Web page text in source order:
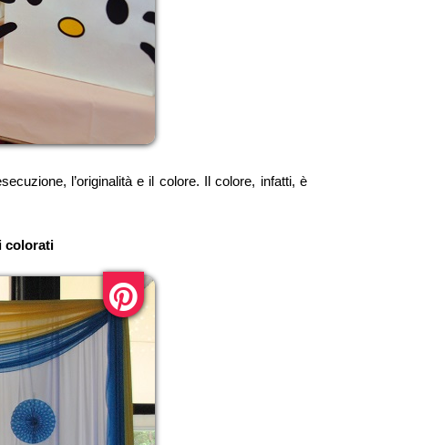
l’originalità e il colore. Il colore, infatti, è
colorati